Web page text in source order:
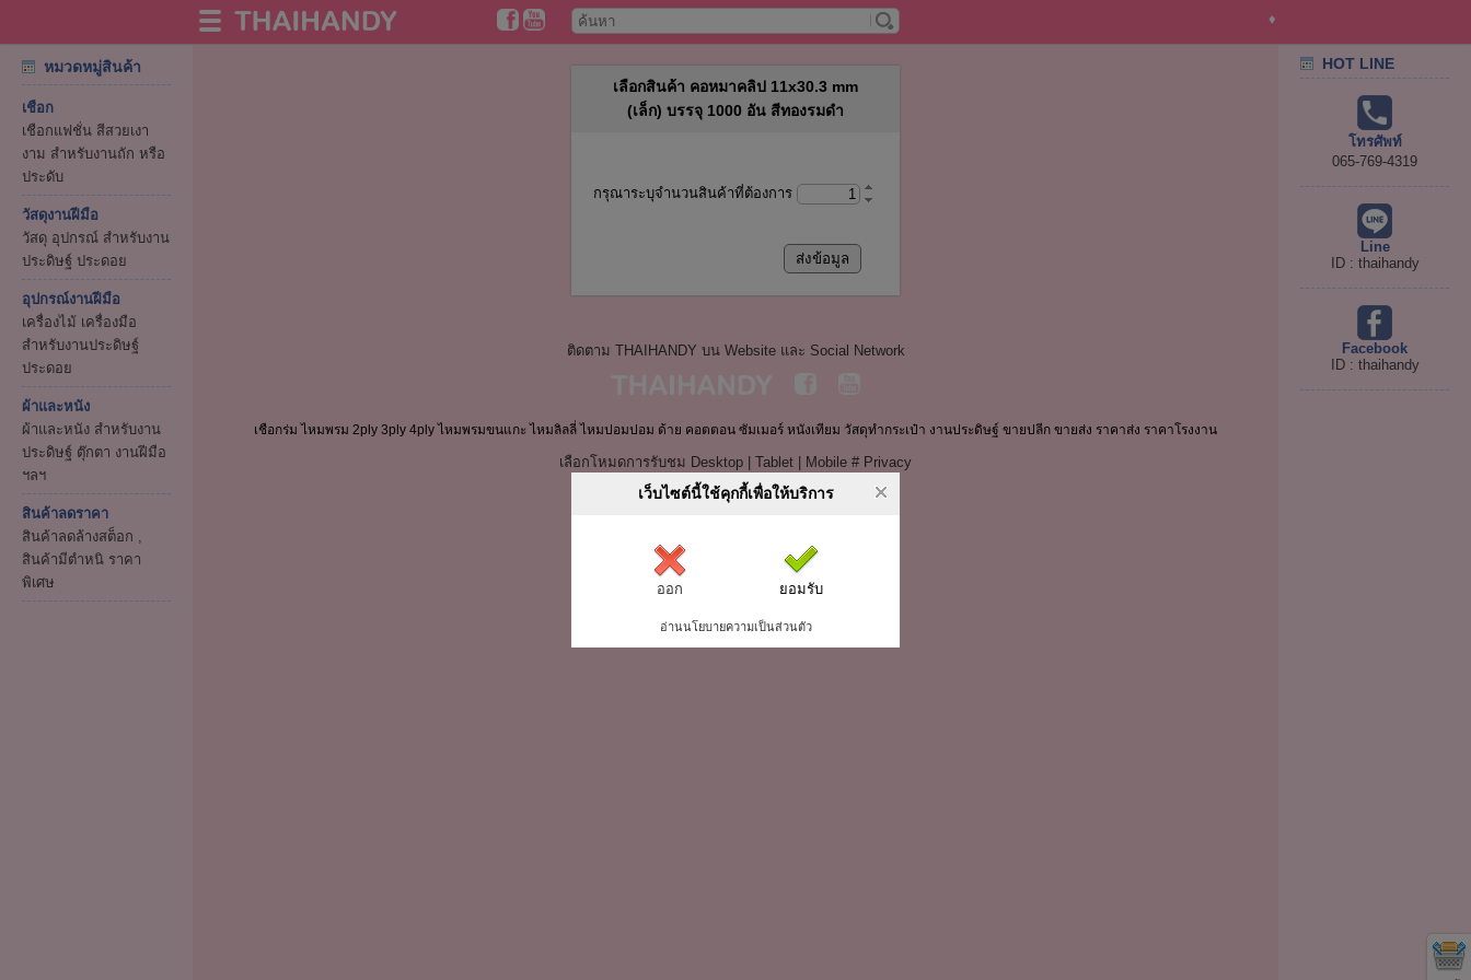
♦
หมวดหมู่สินค้า
เชือก
เชือกแฟชั่น สีสวยเงา
งาม สำหรับงานถัก หรือ
ประดับ
วัสดุงานฝีมือ
วัสดุ อุปกรณ์ สำหรับงาน
ประดิษฐ์ ประดอย
อุปกรณ์งานฝีมือ
เครื่องไม้ เครื่องมือ
สำหรับงานประดิษฐ์
ประดอย
ผ้าและหนัง
ผ้าและหนัง สำหรับงาน
ประดิษฐ์ ตุ๊กตา งานฝีมือ
ฯลฯ
สินค้าลดราคา
สินค้าลดล้างสต็อก ,
สินค้ามีตำหนิ ราคา
พิเศษ
HOT LINE
โทรศัพท์
065-769-4319
Line
ID : thaihandy
Facebook
ID : thaihandy
เลือกสินค้า คอหมาคลิป 11x30.3 mm
(เล็ก) บรรจุ 1000 อัน สีทองรมดำ
กรุณาระบุจำนวนสินค้าที่ต้องการ
ติดตาม THAIHANDY บน Website และ Social Network
เชือกร่ม ไหมพรม 2ply 3ply 4ply ไหมพรมขนแกะ ไหมลิลลี่ ไหมปอมปอม ด้าย คอตตอน ซัมเมอร์ หนังเทียม วัสดุทำกระเป๋า งานประดิษฐ์ ขายปลีก ขายส่ง ราคาส่ง ราคาโรงงาน
เลือกโหมดการรับชม Desktop Tablet Mobile # Privacy
เว็บไซต์นี้ใช้คุกกี้เพื่อให้บริการ
ออก ยอมรับ
อ่านนโยบายความเป็นส่วนตัว